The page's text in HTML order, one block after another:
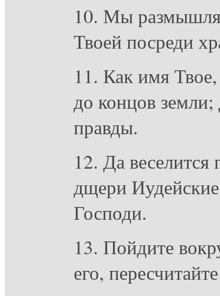
10. Мы
Твоей посреди
11. Как имя
до концов
правды.
12. Да
дщери
Господи.
13. Пойдите
его,